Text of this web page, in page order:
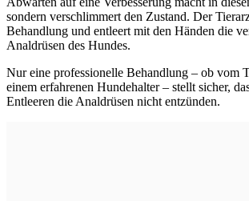
sondern verschlimmert den Zustand. Der
Behandlung und entleert mit den Händen die
Analdrüsen des Hundes.
Nur eine professionelle Behandlung – ob vom
einem erfahrenen Hundehalter – stellt sicher,
Entleeren die Analdrüsen nicht entzünden.